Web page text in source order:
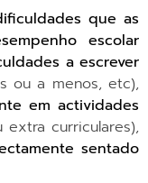
que as
escolar
a escrever
ou a menos, etc),
em actividades
extra curriculares),
sentado